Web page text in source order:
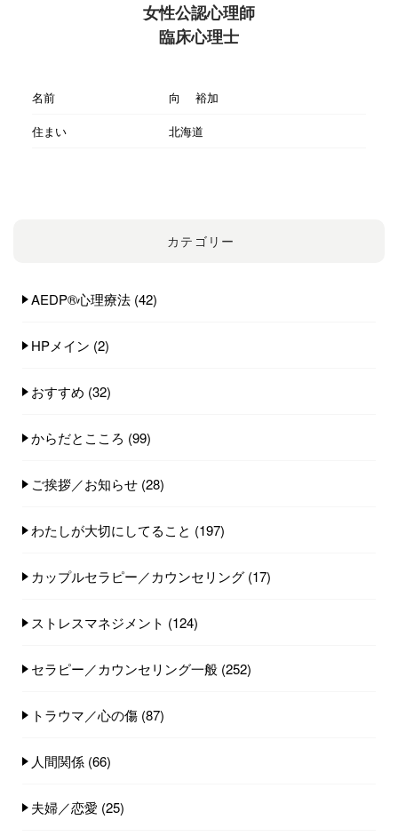
女性公認心理師
臨床心理士
名前
向 裕加
住まい
北海道
カテゴリー
AEDP®︎心理療法 (42)
HPメイン (2)
おすすめ (32)
からだとこころ (99)
ご挨拶／お知らせ (28)
わたしが大切にしてること (197)
カップルセラピー／カウンセリング (17)
ストレスマネジメント (124)
セラピー／カウンセリング一般 (252)
トラウマ／心の傷 (87)
人間関係 (66)
夫婦／恋愛 (25)